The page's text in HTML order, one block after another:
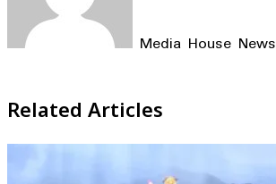
Media House News
Related Articles